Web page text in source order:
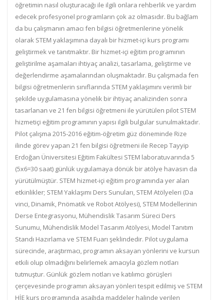
öğretimin nasıl oluşturacağı ile ilgili onlara rehberlik ve yardım
edecek profesyonel programların çok az olmasıdır. Bu bağlam
da bu çalışmanın amacı fen bilgisi öğretmenlerine yönelik
olarak STEM yaklaşımına dayalı bir hizmet-içi kurs programı
geliştirmek ve tanıtmaktır. Bir hizmet-içi eğitim programının
geliştirilme aşamaları ihtiyaç analizi, tasarlama, geliştirme ve
değerlendirme aşamalarından oluşmaktadır. Bu çalışmada fen
bilgisi öğretmenlerin sınıflarında STEM yaklaşımını verimli bir
şekilde uygulamasına yönelik bir ihtiyaç analizinden sonra
tasarlanan ve 21 fen bilgisi öğretmeni ile yürütülen pilot STEM
hizmetiçi eğitim programının yapısı ilgili bulgular sunulmaktadır.
Pilot çalışma 2015-2016 eğitim-öğretim güz döneminde Rize
ilinde görev yapan 21 fen bilgisi öğretmeni ile Recep Tayyip
Erdoğan Üniversitesi Eğitim Fakültesi STEM laboratuvarında 5
(5x6=30 saat) günlük uygulamaya dönük bir atölye havasın da
yürütülmüştür. STEM hizmet-içi eğitim programında yer alan
etkinlikler; STEM Yaklaşımı Ders Sunuları, STEM Atölyeleri (Da
vinci, Dinamik, Pnömatik ve Robot Atölyesi), STEM Modellerinin
Derse Entegrasyonu, Mühendislik Tasarım Süreci Ders
Sunumu, Mühendislik Model Tasarım Atölyesi, Model Tanıtım
Standı Hazırlama ve STEM Fuarı şeklindedir. Pilot uygulama
sürecinde, araştırmacı, programın aksayan yönlerini ve kursun
etkili olup olmadığını belirlemek amacıyla gözlem notları
tutmuştur. Günlük gözlem notları ve katılımcı görüşleri
çerçevesinde programın aksayan yönleri tespit edilmiş ve STEM
HİE kurs programında aşağıda maddeler halinde verilen